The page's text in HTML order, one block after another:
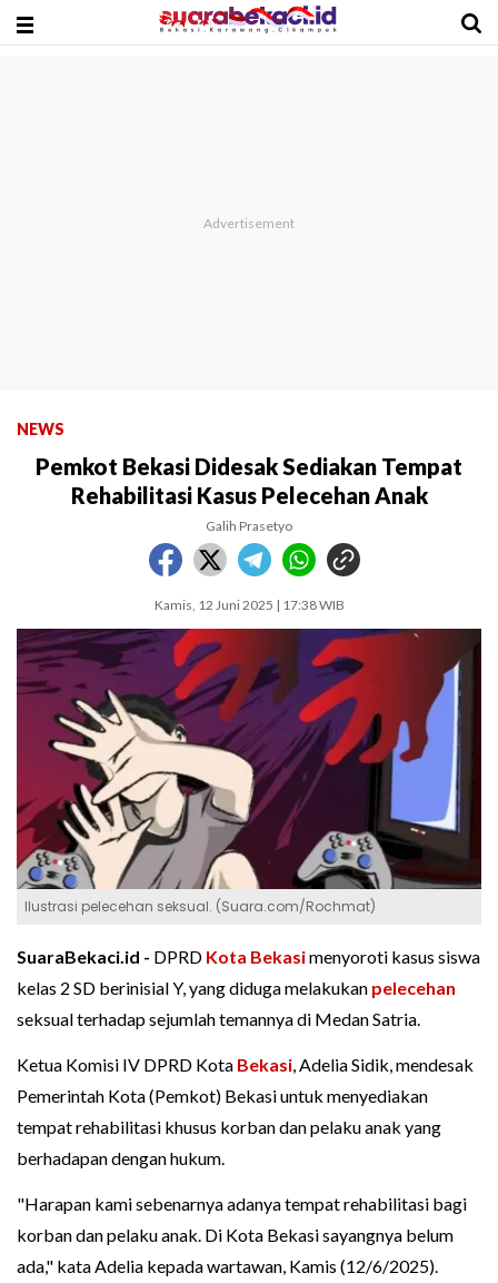
NEWS
Pemkot Bekasi Didesak Sediakan Tempat
Rehabilitasi Kasus Pelecehan Anak
Galih Prasetyo
Kamis, 12 Juni 2025 | 17:38 WIB
Ilustrasi pelecehan seksual. (Suara.com/Rochmat)
SuaraBekaci.id - DPRD Kota Bekasimenyoroti kasus siswa
kelas 2 SD berinisial Y, yang diduga melakukan pelecehan
seksual terhadap sejumlah temannya di Medan Satria.
Ketua Komisi IV DPRD Kota Bekasi, Adelia Sidik, mendesak
Pemerintah Kota (Pemkot) Bekasi untuk menyediakan
tempat rehabilitasi khusus korban dan pelaku anak yang
berhadapan dengan hukum.
"Harapan kami sebenarnya adanya tempat rehabilitasi bagi
korban dan pelaku anak. Di Kota Bekasi sayangnya belum
ada," kata Adelia kepada wartawan, Kamis (12/6/2025).